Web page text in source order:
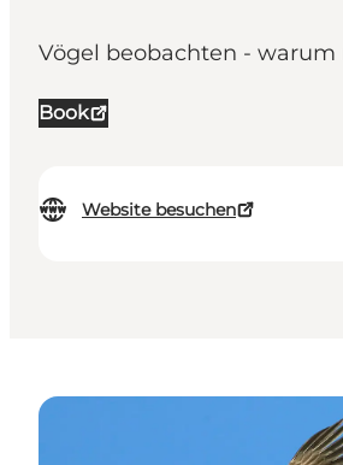
Vögel beobachten - warum
Book
Website besuchen